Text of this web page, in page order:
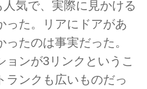
気で、実際に見かける
った。リアにドアがあ
たのは事実だった。
ョンが3リンクというこ
ランクも広いものだっ